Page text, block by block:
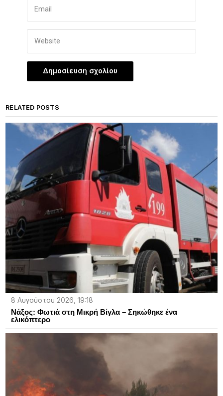
RELATED POSTS
8 Αυγούστου 2026, 19:18
Νάξος: Φωτιά στη Μικρή Βίγλα – Σηκώθηκε ένα
ελικόπτερο